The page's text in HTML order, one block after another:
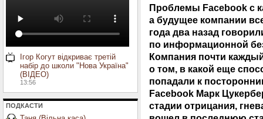
Ігор Когут відкриває третій
набір до школи "Нова Україна"
(ВІДЕО)
13:56
ПОДКАСТИ
Проблемы Facebook с
а будущее компании
года два назад
по информационной
Компания почти
о том, в какой еще
попадали к
Facebook Марк
стадии отрицания,